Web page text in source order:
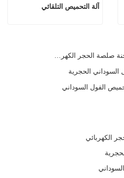
آلة التحميص التلقائي
السوداني الحجرية
الفول السوداني
الكهربائي